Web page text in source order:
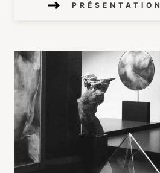
PRÉSENTATION